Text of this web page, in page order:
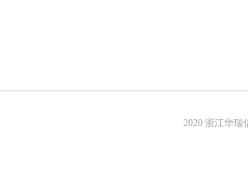
2020 浙江华瑞